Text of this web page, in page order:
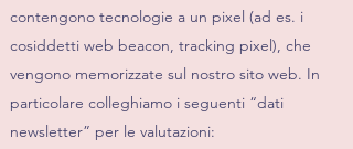
contengono tecnologie a un pixel (ad es. i
cosiddetti web beacon, tracking pixel), che
vengono memorizzate sul nostro sito web. In
particolare colleghiamo i seguenti “dati
newsletter” per le valutazioni: